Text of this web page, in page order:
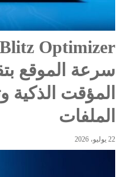
سرعة الموقع
المؤقت الذكية
الملفات
22 يوليو، 2026